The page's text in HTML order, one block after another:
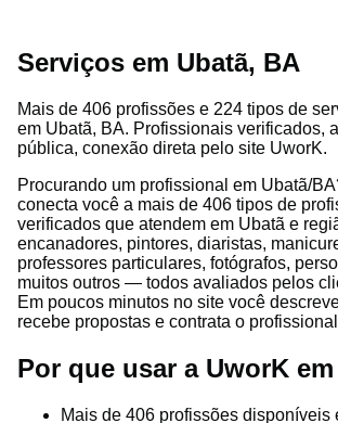
Serviços em Ubatã, BA
Mais de 406 profissões e 224 tipos de
em Ubatã, BA. Profissionais verificados,
pública, conexão direta pelo site UworK.
Procurando um profissional em Ubatã/
conecta você a mais de 406 tipos de
verificados que atendem em Ubatã e
encanadores, pintores, diaristas,
professores particulares, fotógrafos,
muitos outros — todos avaliados pelos
Em poucos minutos no site você
recebe propostas e contrata o
Por que usar a UworK
Mais de 406 profissões disponíveis